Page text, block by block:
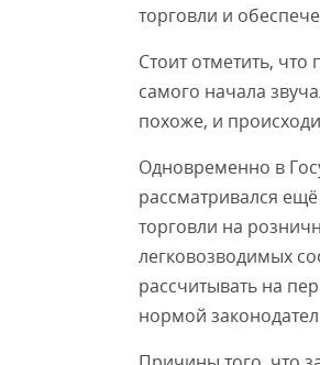
торговли и
Стоит отметить,
самого начала
похоже, и
Одновременно в
рассматривался
торговли на
легковозводимых
рассчитывать на
нормой